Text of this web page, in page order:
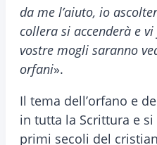
da me l’aiuto, io
collera si accenderà e
vostre mogli saranno
orfani».
Il tema dell’orfano e
in tutta la Scrittura e
primi secoli del